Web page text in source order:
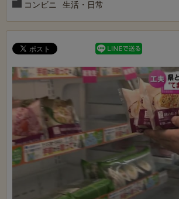
コンビニ
生活・日常